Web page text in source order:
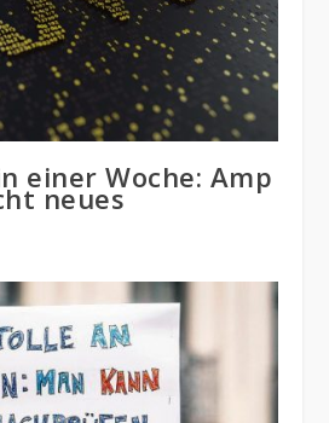
einer Woche: Amp
neues